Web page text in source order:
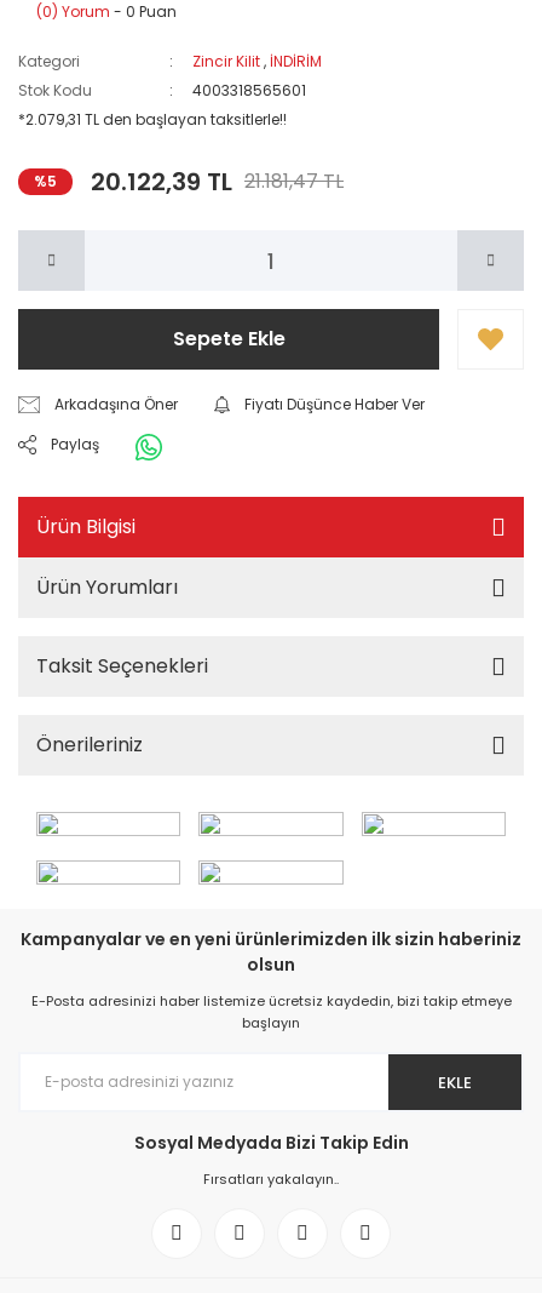
(0) Yorum - 0 Puan
Kategori Zincir Kilit, İNDİRİM
Stok Kodu
4003318565601
*2.079,31 TL den başlayan taksitlerle!!
%5 20.122,39 TL 21.181,47 TL
Sepete Ekle
Arkadaşına Öner
Fiyatı Düşünce Haber Ver
Paylaş
Ürün Bilgisi
Ürün Yorumları
Taksit Seçenekleri
Önerileriniz
Kampanyalar ve en yeni ürünlerimizden ilk sizin haberiniz
olsun
E-Posta adresinizi haber listemize ücretsiz kaydedin, bizi takip etmeye
başlayın
EKLE
Sosyal Medyada Bizi Takip Edin
Fırsatları yakalayın..